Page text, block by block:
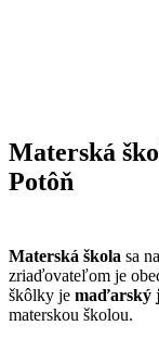
Materská
Potôň
Materská škola sa
zriaďovateľom je
škôlky je maďarský
materskou školou.